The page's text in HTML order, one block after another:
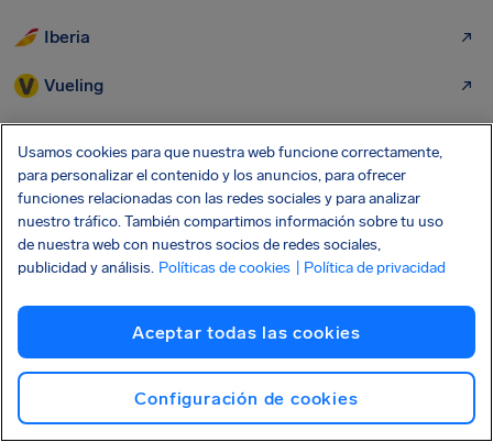
Iberia
Vueling
EasyJet
Lufthansa
Air Europa
TAP Portugal
KLM Airlines
Air France
Usamos cookies para que nuestra web funcione correctamente,
para personalizar el contenido y los anuncios, para ofrecer
funciones relacionadas con las redes sociales y para analizar
nuestro tráfico. También compartimos información sobre tu uso
de nuestra web con nuestros socios de redes sociales,
publicidad y análisis. Políticas de cookies | Política de privacidad
Aceptar todas las cookies
Configuración de cookies